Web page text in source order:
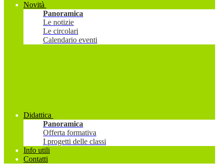
Novità
Panoramica
Le notizie
Le circolari
Calendario eventi
Didattica
Panoramica
Offerta formativa
I progetti delle classi
Info utili
Contatti